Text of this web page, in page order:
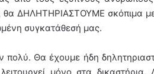
θα ΔΗΛΗΤΗΡΙΑΣΤΟΥΜΕ σκόπιμα
συγκατάθεσή μας.
Θα έχουμε ήδη
μόνο στα